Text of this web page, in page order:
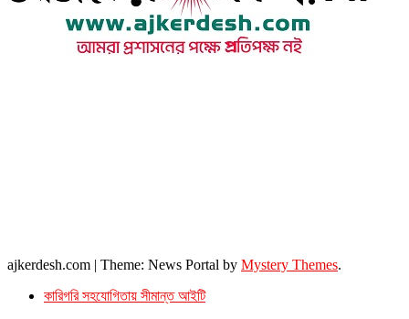
ajkerdesh.com | Theme: News Portal by Mystery Themes.
কারিগরি সহযোগিতায় সীমান্ত আইটি